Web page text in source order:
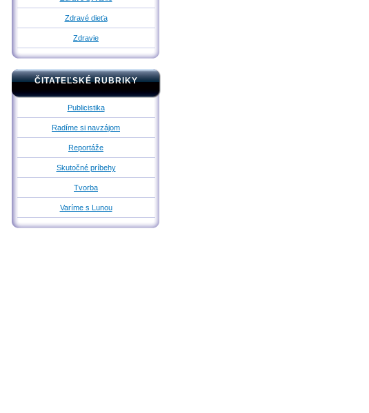
Zdravé dieťa
Zdravie
ČITATEĽSKÉ RUBRIKY
Publicistika
Radíme si navzájom
Reportáže
Skutočné príbehy
Tvorba
Varíme s Lunou